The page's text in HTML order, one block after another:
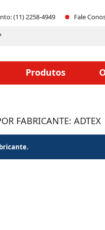
(11) 2258-4949 Fale
Produtos
FABRICANTE: ADTEX